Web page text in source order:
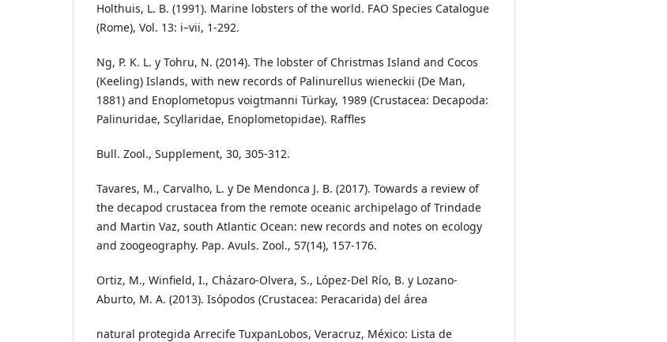
Holthuis, L. B. (1991). Marine lobsters of the world. FAO Species Catalogue
(Rome), Vol. 13: i–vii, 1-292.
Ng, P. K. L. y Tohru, N. (2014). The lobster of Christmas Island and Cocos
(Keeling) Islands, with new records of Palinurellus wieneckii (De Man,
1881) and Enoplometopus voigtmanni Türkay, 1989 (Crustacea: Decapoda:
Palinuridae, Scyllaridae, Enoplometopidae). Raffles
Bull. Zool., Supplement, 30, 305-312.
Tavares, M., Carvalho, L. y De Mendonca J. B. (2017). Towards a review of
the decapod crustacea from the remote oceanic archipelago of Trindade
and Martin Vaz, south Atlantic Ocean: new records and notes on ecology
and zoogeography. Pap. Avuls. Zool., 57(14), 157-176.
Ortiz, M., Winfield, I., Cházaro-Olvera, S., López-Del Río, B. y Lozano-
Aburto, M. A. (2013). Isópodos (Crustacea: Peracarida) del área
natural protegida Arrecife TuxpanLobos, Veracruz, México: Lista de